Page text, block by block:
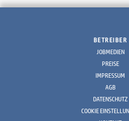
BETREIBER
JOBMEDIEN
PREISE
IMPRESSUM
AGB
DATENSCHUTZ
COOKIE